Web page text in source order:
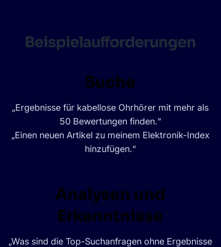
Beispielaufforderungen
Suche
„Ergebnisse für kabellose Ohrhörer mit mehr als
50 Bewertungen finden.“
„Einen neuen Artikel zu meinem Elektronik-Index
hinzufügen.“
Analysen und
Erkenntnisse
„Was sind die Top-Suchanfragen ohne Ergebnisse